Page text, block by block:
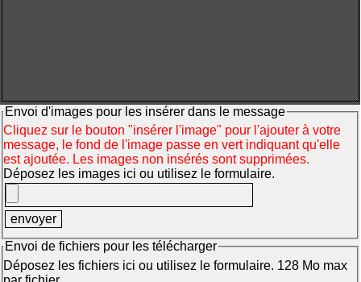
Envoi d'images pour les insérer dans le message
Cliquez sur le bouton "insérer l'image" pour l'ajouter à votre
message, le fond de l'image passe en vert indiquant qu'elle
est ajoutée. Les images non insérés sont supprimées.
Déposez les images ici ou utilisez le formulaire.
Envoi de fichiers pour les télécharger
Déposez les fichiers ici ou utilisez le formulaire. 128 Mo max